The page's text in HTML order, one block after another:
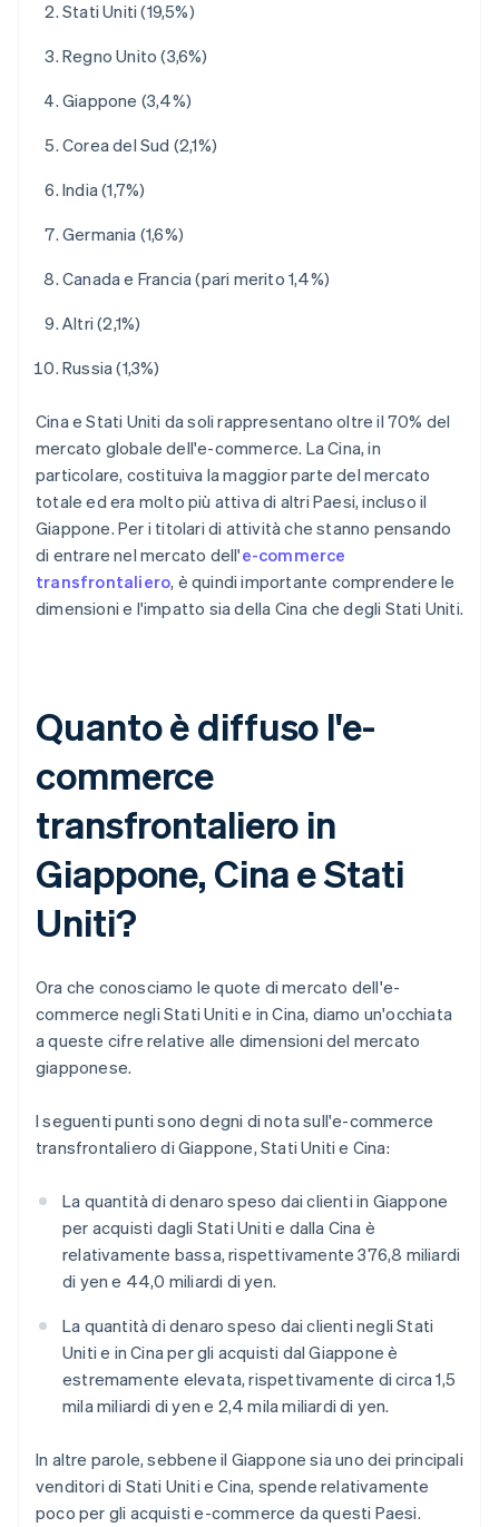
Stati Uniti (19,5%)
Regno Unito (3,6%)
Giappone (3,4%)
Corea del Sud (2,1%)
India (1,7%)
Germania (1,6%)
Canada e Francia (pari merito 1,4%)
Altri (2,1%)
Russia (1,3%)
Cina e Stati Uniti da soli rappresentano oltre il 70% del
mercato globale dell'e-commerce. La Cina, in
particolare, costituiva la maggior parte del mercato
totale ed era molto più attiva di altri Paesi, incluso il
Giappone. Per i titolari di attività che stanno pensando
di entrare nel mercato dell'e-commerce
transfrontaliero, è quindi importante comprendere le
dimensioni e l'impatto sia della Cina che degli Stati Uniti.
Quanto è diffuso l'e-
commerce
transfrontaliero in
Giappone, Cina e Stati
Uniti?
Ora che conosciamo le quote di mercato dell'e-
commerce negli Stati Uniti e in Cina, diamo un'occhiata
a queste cifre relative alle dimensioni del mercato
giapponese.
I seguenti punti sono degni di nota sull'e-commerce
transfrontaliero di Giappone, Stati Uniti e Cina:
La quantità di denaro speso dai clienti in Giappone
per acquisti dagli Stati Uniti e dalla Cina è
relativamente bassa, rispettivamente 376,8 miliardi
di yen e 44,0 miliardi di yen.
La quantità di denaro speso dai clienti negli Stati
Uniti e in Cina per gli acquisti dal Giappone è
estremamente elevata, rispettivamente di circa 1,5
mila miliardi di yen e 2,4 mila miliardi di yen.
In altre parole, sebbene il Giappone sia uno dei principali
venditori di Stati Uniti e Cina, spende relativamente
poco per gli acquisti e-commerce da questi Paesi.